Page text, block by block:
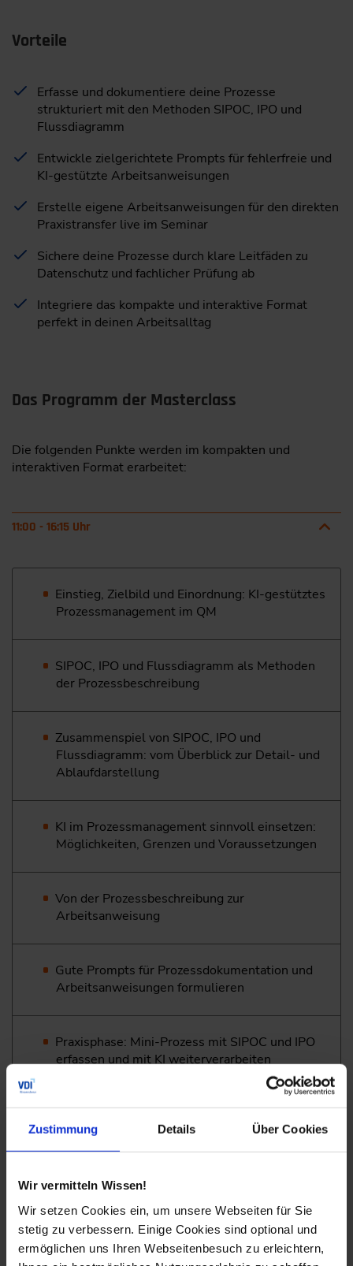
Zustimmung Details Über Cookies
Wir vermitteln Wissen!
Wir setzen Cookies ein, um unsere Webseiten für Sie
stetig zu verbessern. Einige Cookies sind optional und
ermöglichen uns Ihren Webseitenbesuch zu erleichtern,
Vorteile
Erfasse und dokumentiere deine Prozesse
strukturiert mit den Methoden SIPOC, IPO und
Flussdiagramm
Entwickle zielgerichtete Prompts für fehlerfreie und
KI-gestützte Arbeitsanweisungen
Erstelle eigene Arbeitsanweisungen für den direkten
Praxistransfer live im Seminar
Sichere deine Prozesse durch klare Leitfäden zu
Datenschutz und fachlicher Prüfung ab
Integriere das kompakte und interaktive Format
perfekt in deinen Arbeitsalltag
Das Programm der Masterclass
Die folgenden Punkte werden im kompakten und
interaktiven Format erarbeitet:
11:00 - 16:15 Uhr
Einstieg, Zielbild und Einordnung: KI-gestütztes
Prozessmanagement im QM
SIPOC, IPO und Flussdiagramm als Methoden
der Prozessbeschreibung
Zusammenspiel von SIPOC, IPO und
Flussdiagramm: vom Überblick zur Detail- und
Ablaufdarstellung
KI im Prozessmanagement sinnvoll einsetzen:
Möglichkeiten, Grenzen und Voraussetzungen
Von der Prozessbeschreibung zur
Arbeitsanweisung
Gute Prompts für Prozessdokumentation und
Arbeitsanweisungen formulieren
Praxisphase: Mini-Prozess mit SIPOC und IPO
erfassen und mit KI weiterverarbeiten
KI-Ausgaben zu Arbeitsanweisungen bewerten
und verbessern
Flussdiagramme, Entscheidungspunkte und
Schleifen mit KI vorbereiten
KI-Ergebnisse fachlich prüfen, nachschärfen und